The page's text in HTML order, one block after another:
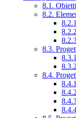
8.1.
8.2.
8.3.
8.4.